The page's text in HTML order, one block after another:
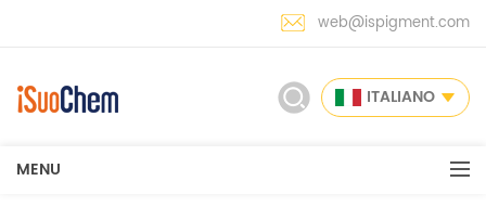
web@ispigment.com
ITALIANO
MENU